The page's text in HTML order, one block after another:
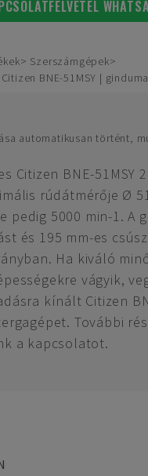
Szerszámgépek
BNE-51MSY |
automatikusan történt,
Citizen BNE-51MSY
rúdátmérője Ø
pedig 5000 min-1. A
és 195 mm-es
Ha kiváló
vágyik,
kínált Citizen
További
a kapcsolatot.